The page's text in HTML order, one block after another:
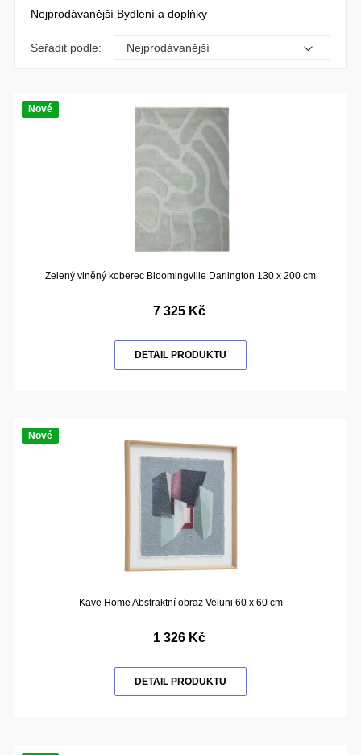
Nejprodávanější Bydlení a doplňky
Seřadit podle:
Nové
Zelený vlněný koberec Bloomingville Darlington 130 x 200 cm
7 325 Kč
DETAIL PRODUKTU
Nové
Kave Home Abstraktní obraz Veluni 60 x 60 cm
1 326 Kč
DETAIL PRODUKTU